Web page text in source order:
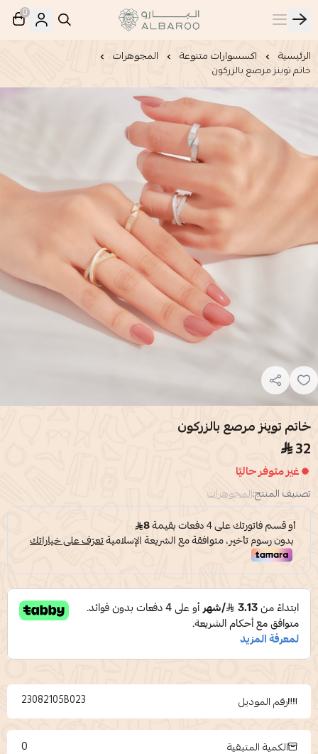
البارو | Albaroo
0
الرئيسية اكسسوارات متنوعة المجوهرات
خاتم توينز مرصع بالزركون
خاتم توينز مرصع بالزركون
32
غير متوفر حاليًا
تصنيف المنتج:المجوهرات
رقم الموديل 23082105B023
الكمية المتبقية 0